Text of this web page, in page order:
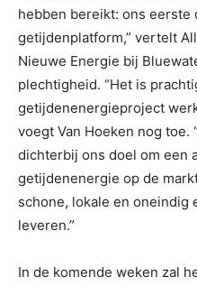
hebben bereikt: ons
getijdenplatform,” vertelt
Nieuwe Energie bij
plechtigheid. “Het is
getijdenenergieproject
voegt Van Hoeken nog toe.
dichterbij ons doel om
getijdenenergie op de
schone, lokale en oneindig
leveren.”
In de komende weken zal